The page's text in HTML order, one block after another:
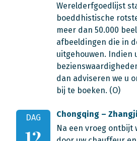
Werelderfgoedlijst
boeddhistische
meer dan 50.000
afbeeldingen die in
uitgehouwen. Indien
dan adviseren we u
bij te boeken. (O)
DAG
Chongqing –
Na een vroeg ontbijt